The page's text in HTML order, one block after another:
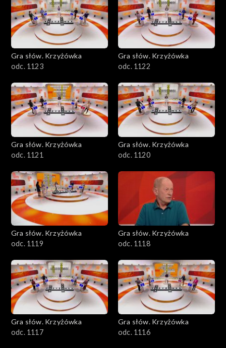
Gra słów. Krzyżówka
odc. 1123
Gra słów. Krzyżówka
odc. 1122
Gra słów. Krzyżówka
odc. 1121
Gra słów. Krzyżówka
odc. 1120
Gra słów. Krzyżówka
odc. 1119
Gra słów. Krzyżówka
odc. 1118
Gra słów. Krzyżówka
odc. 1117
Gra słów. Krzyżówka
odc. 1116